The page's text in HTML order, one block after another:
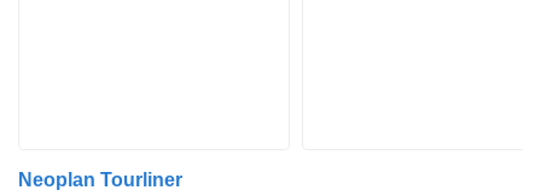
Neoplan Tourliner